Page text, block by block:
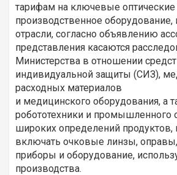
тарифам на ключевые
производственное
отрасли, согласно объявлению
представления касаются
Министерства в отношении
индивидуальной защиты (СИЗ),
расходных материалов
и медицинского оборудования, а
робототехники и промышленного
широких определений продуктов,
включать очковые линзы, оправы,
приборы и оборудование,
производства.